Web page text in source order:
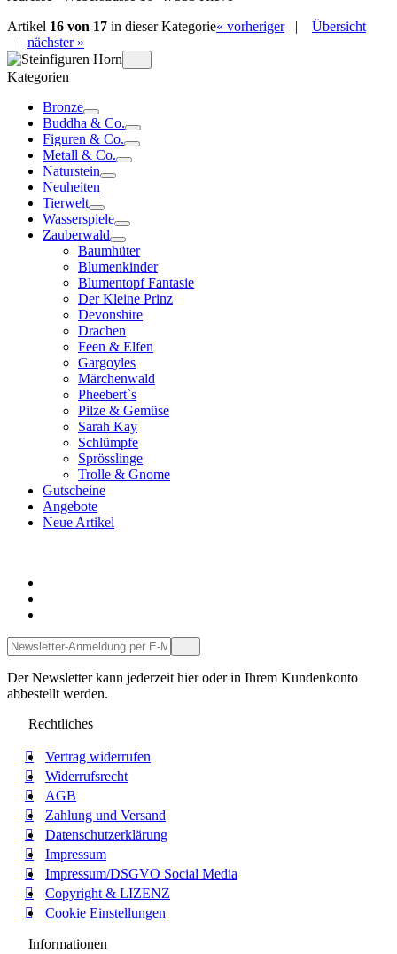
Artikel 16 von 17 in dieser Kategorie« vorheriger| Übersicht
| nächster »
Kategorien
Bronze
Buddha & Co.
Figuren & Co.
Metall & Co.
Naturstein
Neuheiten
Tierwelt
Wasserspiele
Zauberwald
Baumhüter
Blumenkinder
Blumentopf Fantasie
Der Kleine Prinz
Devonshire
Drachen
Feen & Elfen
Gargoyles
Märchenwald
Pheebert`s
Pilze & Gemüse
Sarah Kay
Schlümpfe
Sprösslinge
Trolle & Gnome
Gutscheine
Angebote
Neue Artikel
Der Newsletter kann jederzeit hier oder in Ihrem Kundenkonto
abbestellt werden.
Rechtliches
Vertrag widerrufen
Widerrufsrecht
AGB
Zahlung und Versand
Datenschutzerklärung
Impressum
Impressum/DSGVO Social Media
Copyright & LIZENZ
Cookie Einstellungen
Informationen